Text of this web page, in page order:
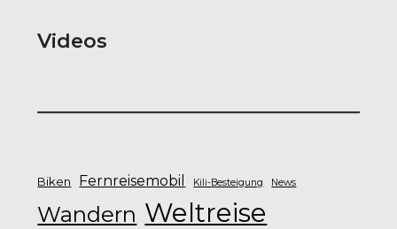
Videos
Biken Fernreisemobil Kili-Besteigung News
Wandern Weltreise